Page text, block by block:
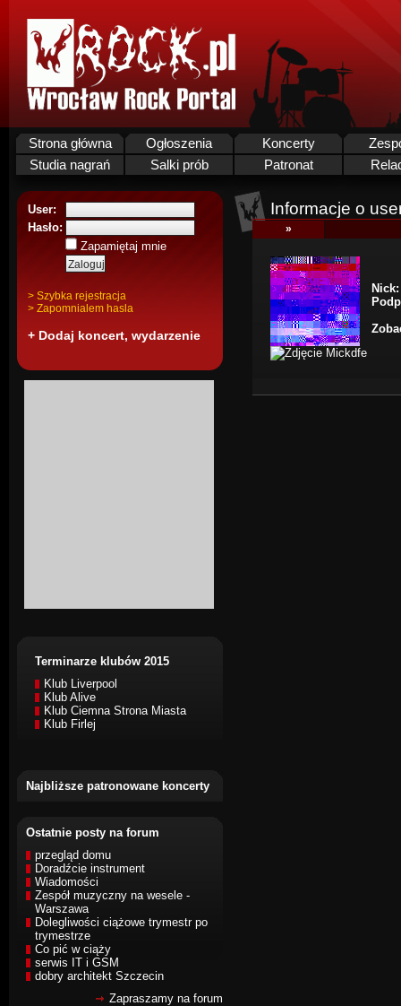
Strona główna Ogłoszenia Koncerty
Studia nagrań
Salki prób Patronat
User:
Hasło:
Zapamiętaj mnie
> Szybka rejestracja
> Zapomnialem hasla
+ Dodaj koncert, wydarzenie
Terminarze klubów 2015
Klub Liverpool
Klub Alive
Klub Ciemna Strona Miasta
Klub Firlej
Najbliższe patronowane koncerty
Ostatnie posty na forum
przegląd domu
Doradźcie instrument
Wiadomości
Zespół muzyczny na wesele -
Warszawa
Dolegliwości ciążowe trymestr po
trymestrze
Co pić w ciąży
serwis IT i GSM
dobry architekt Szczecin
Zapraszamy na forum
Informacje o
»
Nick: